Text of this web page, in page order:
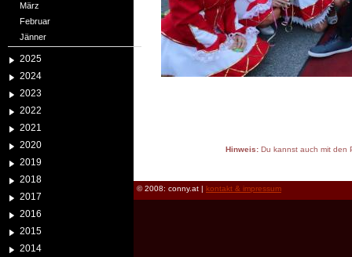
März
Februar
Jänner
2025
2024
2023
2022
2021
2020
2019
2018
2017
2016
2015
2014
Hinweis:Du kannst auch mit den
© 2008: conny.at | kontakt & impressum